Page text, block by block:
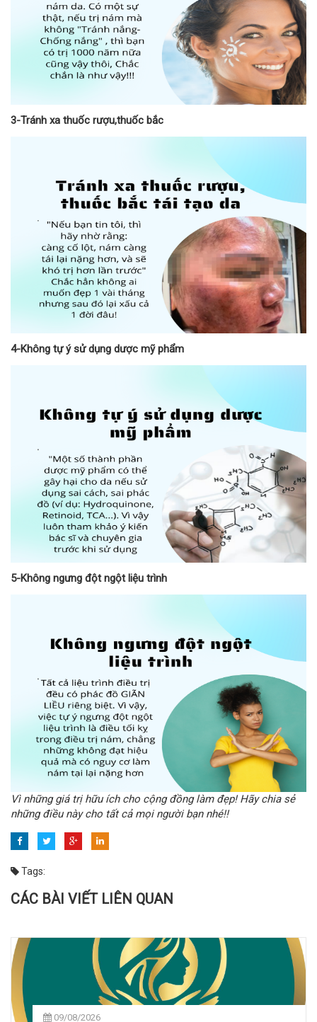
3-Tránh xa thuốc rượu,thuốc bắc
4-Không tự ý sử dụng dược mỹ phẩm
5-Không ngưng đột ngột liệu trình
Vì những giá trị hữu ích cho cộng đồng làm đẹp! Hãy chia sẻ
những điều này cho tất cả mọi người bạn nhé!!
Tags:
CÁC BÀI VIẾT LIÊN QUAN
09/08/2026